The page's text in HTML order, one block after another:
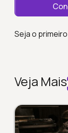
Seja o
Veja Mais